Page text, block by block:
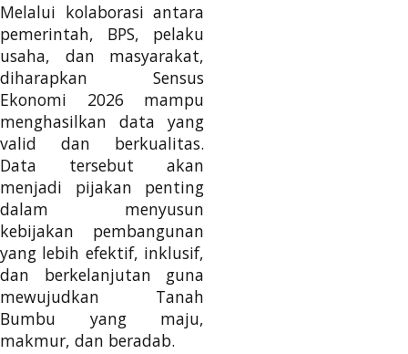
Melalui kolaborasi antara
pemerintah, BPS, pelaku
usaha, dan masyarakat,
diharapkan Sensus
Ekonomi 2026 mampu
menghasilkan data yang
valid dan berkualitas.
Data tersebut akan
menjadi pijakan penting
dalam menyusun
kebijakan pembangunan
yang lebih efektif, inklusif,
dan berkelanjutan guna
mewujudkan Tanah
Bumbu yang maju,
makmur, dan beradab.